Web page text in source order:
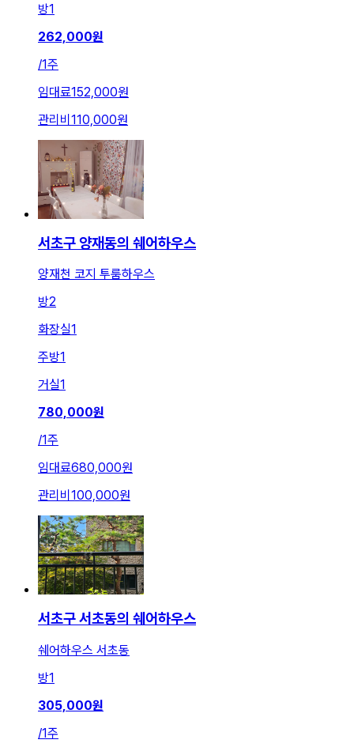
방1
262,000원
/1주
임대료152,000원
관리비 110,000원
서초구 양재동의 쉐어하우스
양재천 코지 투룸하우스
방2
화장실1
주방1
거실1
780,000원
/1주
임대료680,000원
관리비 100,000원
서초구 서초동의 쉐어하우스
쉐어하우스 서초동
방1
305,000원
/1주